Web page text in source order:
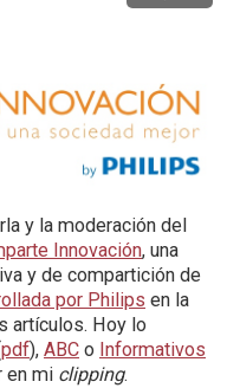
y la moderación del
Innovación, una
y de compartición de
por Philips en la
artículos. Hoy lo
pdf), ABC o Informativos
en mi clipping.